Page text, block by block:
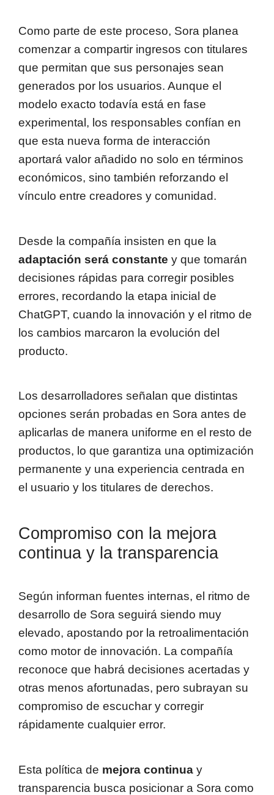
Como parte de este proceso, Sora planea
comenzar a compartir ingresos con titulares
que permitan que sus personajes sean
generados por los usuarios. Aunque el
modelo exacto todavía está en fase
experimental, los responsables confían en
que esta nueva forma de interacción
aportará valor añadido no solo en términos
económicos, sino también reforzando el
vínculo entre creadores y comunidad.
Desde la compañía insisten en que la
adaptación será constante y que tomarán
decisiones rápidas para corregir posibles
errores, recordando la etapa inicial de
ChatGPT, cuando la innovación y el ritmo de
los cambios marcaron la evolución del
producto.
Los desarrolladores señalan que distintas
opciones serán probadas en Sora antes de
aplicarlas de manera uniforme en el resto de
productos, lo que garantiza una optimización
permanente y una experiencia centrada en
el usuario y los titulares de derechos.
Compromiso con la mejora
continua y la transparencia
Según informan fuentes internas, el ritmo de
desarrollo de Sora seguirá siendo muy
elevado, apostando por la retroalimentación
como motor de innovación. La compañía
reconoce que habrá decisiones acertadas y
otras menos afortunadas, pero subrayan su
compromiso de escuchar y corregir
rápidamente cualquier error.
Esta política de mejora continua y
transparencia busca posicionar a Sora como